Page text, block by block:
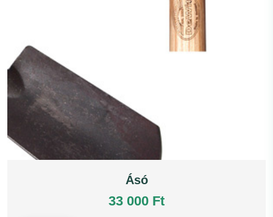
Ásó
33 000 Ft